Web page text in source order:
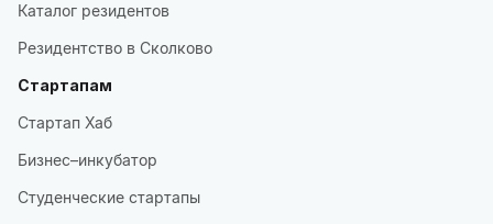
Каталог резидентов
Резидентство в Сколково
Стартапам
Стартап Хаб
Бизнес–инкубатор
Студенческие стартапы